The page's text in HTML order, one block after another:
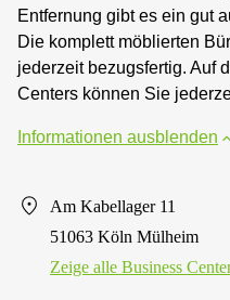
Entfernung gibt es ein gut
Die komplett möblierten
jederzeit bezugsfertig. Auf
Centers können Sie
Informationen ausblenden
Am Kabellager 11
51063 Köln Mülheim
Zeige alle Business